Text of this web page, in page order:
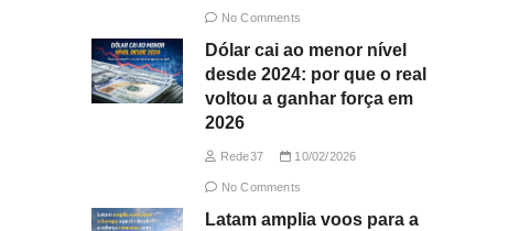
No Comments
Dólar cai ao menor nível
desde 2024: por que o real
voltou a ganhar força em
2026
Rede37 10/02/2026
No Comments
Latam amplia voos para a